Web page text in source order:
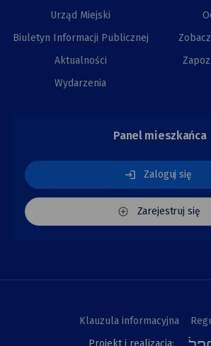
Urząd Miejski
Biuletyn Informacji Publicznej
Aktualności
Wydarzenia
Panel mieszkańca
Zaloguj się
Zarejestruj się
Klauzula informacyjna
Projekt i realizacja: